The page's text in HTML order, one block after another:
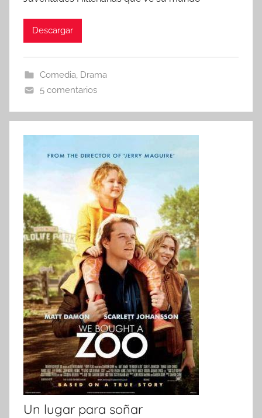
Descargar
Comedia, Drama
5 comentarios
Un lugar para soñar